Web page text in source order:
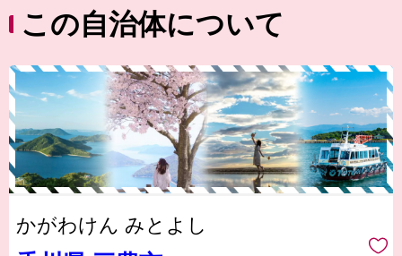
この自治体について
かがわけん みとよし